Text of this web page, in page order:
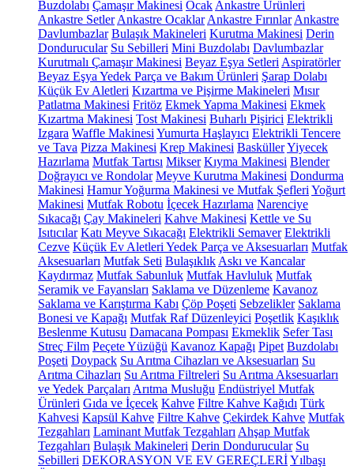
Buzdolabı Çamaşır Makinesi Ocak Ankastre Ürünleri
Ankastre Setler Ankastre Ocaklar Ankastre Fırınlar Ankastre
Davlumbazlar Bulaşık Makineleri Kurutma Makinesi Derin
Dondurucular Su Sebilleri Mini Buzdolabı Davlumbazlar
Kurutmalı Çamaşır Makinesi Beyaz Eşya Setleri Aspiratörler
Beyaz Eşya Yedek Parça ve Bakım Ürünleri Şarap Dolabı
Küçük Ev Aletleri Kızartma ve Pişirme Makineleri Mısır
Patlatma Makinesi Fritöz Ekmek Yapma Makinesi Ekmek
Kızartma Makinesi Tost Makinesi Buharlı Pişirici Elektrikli
Izgara Waffle Makinesi Yumurta Haşlayıcı Elektrikli Tencere
ve Tava Pizza Makinesi Krep Makinesi BasküllerYiyecek
Hazırlama Mutfak Tartısı Mikser Kıyma Makinesi Blender
Doğrayıcı ve Rondolar Meyve Kurutma Makinesi Dondurma
Makinesi Hamur Yoğurma Makinesi ve Mutfak Şefleri Yoğurt
Makinesi Mutfak Robotu İçecek Hazırlama Narenciye
Sıkacağı Çay Makineleri Kahve Makinesi Kettle ve Su
Isıtıcılar Katı Meyve Sıkacağı Elektrikli Semaver Elektrikli
Cezve Küçük Ev Aletleri Yedek Parça ve Aksesuarları Mutfak
Aksesuarları Mutfak Seti Bulaşıklık Askı ve Kancalar
Kaydırmaz Mutfak Sabunluk Mutfak Havluluk Mutfak
Seramik ve Fayansları Saklama ve Düzenleme Kavanoz
Saklama ve Karıştırma Kabı Çöp Poşeti Sebzelikler Saklama
Bonesi ve Kapağı Mutfak Raf Düzenleyici Poşetlik Kaşıklık
Beslenme Kutusu Damacana Pompası Ekmeklik Sefer Tası
Streç Film Peçete Yüzüğü Kavanoz Kapağı Pipet Buzdolabı
Poşeti Doypack Su Arıtma Cihazları ve Aksesuarları Su
Arıtma Cihazları Su Arıtma Filtreleri Su Arıtma Aksesuarları
ve Yedek Parçaları Arıtma Musluğu Endüstriyel Mutfak
Ürünleri Gıda ve İçecek Kahve Filtre Kahve Kağıdı Türk
Kahvesi Kapsül Kahve Filtre Kahve Çekirdek Kahve Mutfak
Tezgahları Laminant Mutfak Tezgahları Ahşap Mutfak
Tezgahları Bulaşık Makineleri Derin Dondurucular Su
Sebilleri DEKORASYON VE EV GEREÇLERİYılbaşı